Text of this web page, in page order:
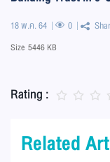
18 พ.ค. 64 0
Size 5446 KB
Rating :
Related